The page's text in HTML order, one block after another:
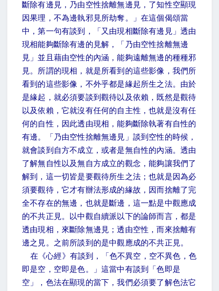
斷除有邊見，乃由空性捨離無邊見，了知性空顯現
因果理，不為邊執邪見所劫奪。」在這個偈頌當
中，第一句有談到，「又由現相斷除有邊見」透由
現相能夠斷除有邊的見解，「乃由空性捨離無邊
見」並且藉由空性的內涵，能夠遠離無邊的種種邪
見。所謂的現相，就是所看到的這些影像，我們所
看到的這些影像，不外乎都是緣起所生之法。由於
是緣起，就必須要談到觀待以及依賴，既然是觀待
以及依賴，它就沒有任何的自主性，也就是沒有任
何的自性，因此透由現相，能夠斷除執著有自性的
有邊。「乃由空性捨離無邊見」談到空性的時候，
就會談到自方不成立，或者是無自性的內涵。透由
了解無自性以及無自方成立的觀念，能夠讓我們了
解到，這一切皆是要觀待所生之法；也就是因為必
須要觀待，它才有辦法形成的緣故，因而捨離了完
全不存在的無邊，也就是斷邊，這一點是中觀應成
的不共正見。以中觀自續派以下的論師而言，都是
透由現相，來斷除無邊見；透由空性，而來捨離有
邊之見。之前所談到的是中觀應成的不共正見。
在《心經》有談到，「色不異空，空不異色，色
即是空，空即是色。」這當中有談到「色即是
空」，色法在顯現的當下，我們必須要了解色法它